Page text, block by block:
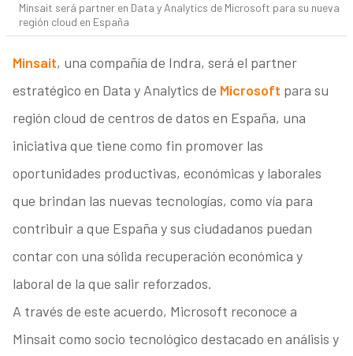
Minsait será partner en Data y Analytics de Microsoft para su nueva
región cloud en España
Minsait, una compañía de Indra, será el partner
estratégico en Data y Analytics de Microsoft para su
región cloud de centros de datos en España, una
iniciativa que tiene como fin promover las
oportunidades productivas, económicas y laborales
que brindan las nuevas tecnologías, como vía para
contribuir a que España y sus ciudadanos puedan
contar con una sólida recuperación económica y
laboral de la que salir reforzados.
A través de este acuerdo, Microsoft reconoce a
Minsait como socio tecnológico destacado en análisis y